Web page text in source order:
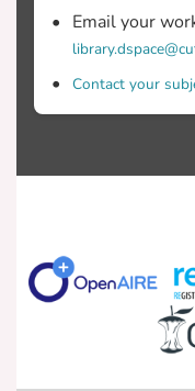
Email your
Contact your